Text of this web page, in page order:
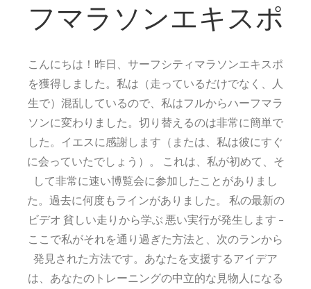
フマラソンエキスポ
こんにちは！昨日、サーフシティマラソンエキスポ
を獲得しました。私は（走っているだけでなく、人
生で）混乱しているので、私はフルからハーフマラ
ソンに変わりました。切り替えるのは非常に簡単で
した。イエスに感謝します（または、私は彼にすぐ
に会っていたでしょう）。 これは、私が初めて、そ
して非常に速い博覧会に参加したことがありまし
た。過去に何度もラインがありました。 私の最新の
ビデオ 貧しい走りから学ぶ 悪い実行が発生します –
ここで私がそれを通り過ぎた方法と、次のランから
発見された方法です。あなたを支援するアイデア
は、あなたのトレーニングの中立的な見物人になる